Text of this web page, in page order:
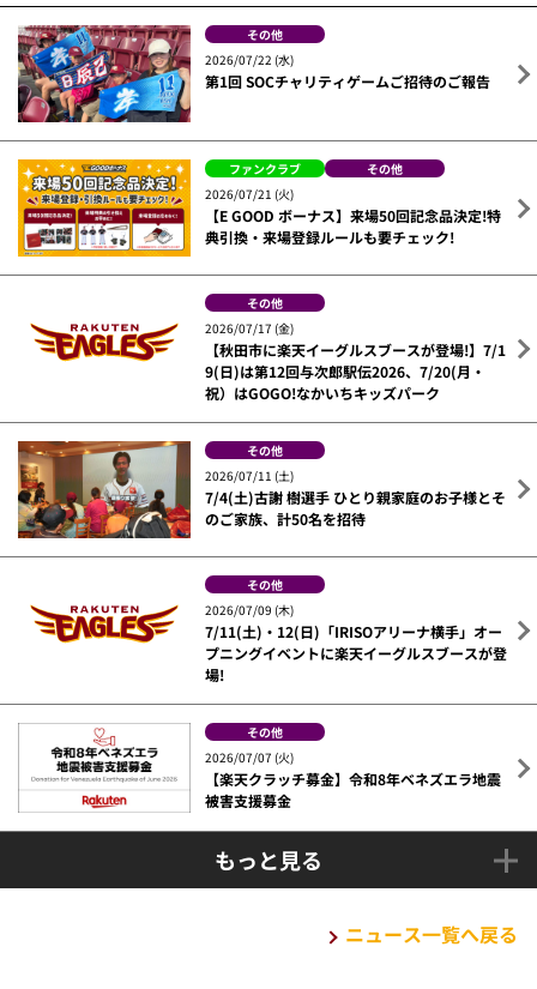
その他
2026/07/22 (水)
第1回 SOCチャリティゲームご招待のご報告
ファンクラブ
その他
2026/07/21 (火)
【E GOOD ボーナス】来場50回記念品決定!特
典引換・来場登録ルールも要チェック!
その他
2026/07/17 (金)
【秋田市に楽天イーグルスブースが登場!】7/1
9(日)は第12回与次郎駅伝2026、7/20(月・
祝）はGOGO!なかいちキッズパーク
その他
2026/07/11 (土)
7/4(土)古謝 樹選手 ひとり親家庭のお子様とそ
のご家族、計50名を招待
その他
2026/07/09 (木)
7/11(土)・12(日)「IRISOアリーナ横手」オー
プニングイベントに楽天イーグルスブースが登
場!
その他
2026/07/07 (火)
【楽天クラッチ募金】令和8年ベネズエラ地震
被害支援募金
もっと見る
ニュース一覧へ戻る